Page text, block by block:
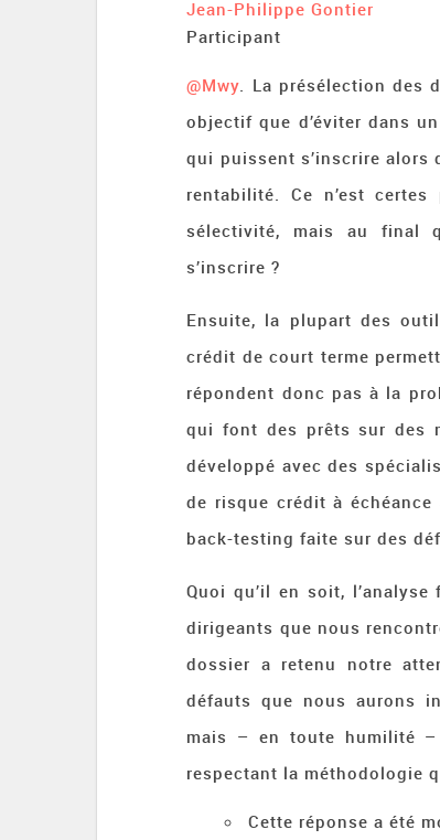
Jean-Philippe Gontier
Participant
@Mwy. La présélection des
objectif que d’éviter dans
qui puissent s’inscrire alors
rentabilité. Ce n’est
sélectivité, mais au final
s’inscrire ?
Ensuite, la plupart des
crédit de court terme
répondent donc pas à la
qui font des prêts sur des
développé avec des
de risque crédit à
back-testing faite sur des
Quoi qu’il en soit,
dirigeants que nous
dossier a retenu notre
défauts que nous aurons
mais – en toute humilité
respectant la méthodologie
Cette réponse a été